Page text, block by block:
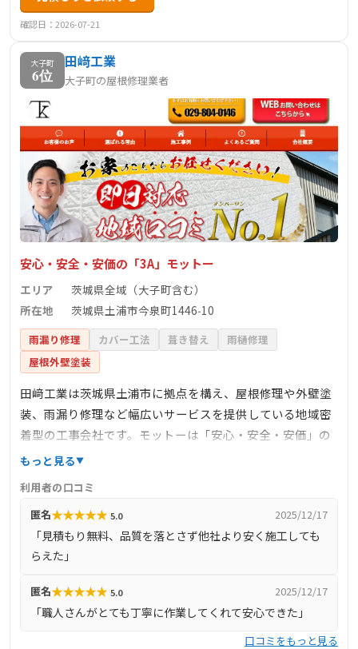
確認日：2026-07-21
大子町
6位
田﨑工業
大子町の屋根修理業者
安心・安全・安価の「3A」モットー
エリア
茨城県全域（大子町含む）
所在地
茨城県土浦市今泉町1446‑10
雨漏り修理 カバー工法 葺き替え
雨樋修理
屋根外壁塗装
田﨑工業は茨城県土浦市に拠点を構え、屋根修理や外壁塗
装、雨漏り修理など幅広いサービスを提供している地域密
着型の工事会社です。モットーは「安心・安全・安価」の
3A。現地調査と見積もりは無料で対応しており、即日対応
ジンを排除し、高品質かつコストを抑えた施工が可能で
す。屋根のカバー工法・葺き替え・塗装、防水処理、雨樋
修理まで一貫して対応し、実績と信頼を積み重ねていま
す。丁寧な対応と確かな技術で、顧客満足度の高いサービ
もっと見る
利用者の口コミ
匿名★★★★★ 5.0 2025/12/17
「見積もり無料、品質を落とさず他社より安く施工しても
らえた」
匿名★★★★★ 5.0 2025/12/17
「職人さんがとても丁寧に作業してくれて安心できた」
口コミをもっと見る